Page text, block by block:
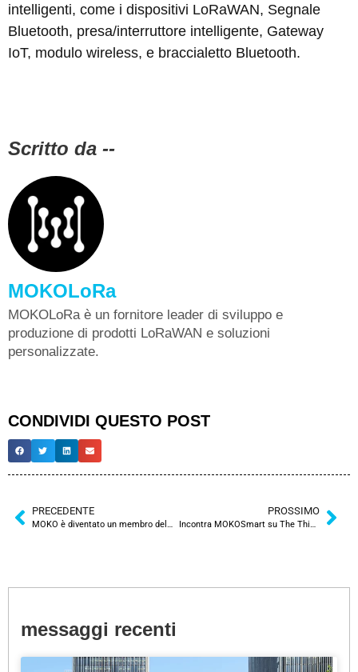
intelligenti, come i dispositivi LoRaWAN, Segnale
Bluetooth, presa/interruttore intelligente, Gateway
IoT, modulo wireless, e braccialetto Bluetooth.
Scritto da --
MOKOLoRa
MOKOLoRa è un fornitore leader di sviluppo e
produzione di prodotti LoRaWAN e soluzioni
personalizzate.
CONDIVIDI QUESTO POST
PRECEDENTE
MOKO è diventato un membro della rete BSCI
PROSSIMO
Incontra MOKOSmart su The Things Conference
messaggi recenti